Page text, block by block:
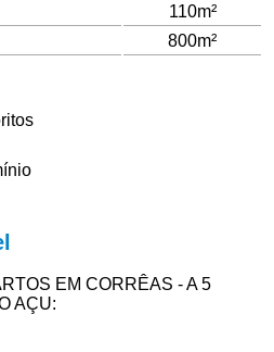
110m²
800m²
EM CORRÊAS - A 5
AÇU: